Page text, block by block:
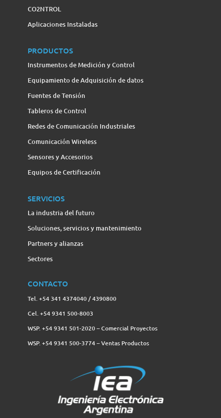
CO2NTROL
Aplicaciones Instaladas
PRODUCTOS
Instrumentos de Medición y Control
Equipamiento de Adquisición de datos
Fuentes de Tensión
Tableros de Control
Redes de Comunicación Industriales
Comunicación Wireless
Sensores y Accesorios
Equipos de Certificación
SERVICIOS
La industria del futuro
Soluciones, servicios y mantenimiento
Partners y alianzas
Sectores
CONTACTO
Tel. +54 341 4374040 / 4390800
Cel. +54 9341 500-8003
WSP. +54 9341 501-2020 – Comercial Proyectos
WSP. +54 9341 500-3774‬ – Ventas Productos